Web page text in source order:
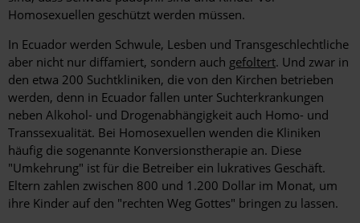
Homosexuellen ­geschützt werden müssen.
In Ecuador werden Schwule, Lesben und Transgeschlechtliche
aber nicht nur diffamiert, sondern auch gefoltert. Und zwar in
den etwa 200 Suchtkliniken, die von den Kirchen betrieben
werden, denn in Ecuador fallen unter Suchterkrankungen
neben Alkohol- und Drogenabhängigkeit auch Homo- und
Transsexualität. Bei Homosexuellen wenden die Kliniken
häufig die sogenannte Konversionstherapie an. Diese
"Umkehrung" ist für die Betreiber ein lukratives Geschäft.
Eltern zahlen zwischen 800 und 1.200 Dollar im Monat, um
ihre Kinder auf den "rechten Weg Gottes" bringen zu lassen.